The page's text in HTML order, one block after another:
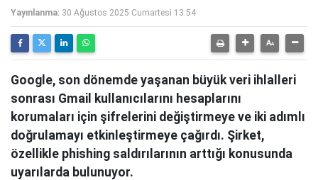
Yayınlanma: 30 Ağustos 2025 Cumartesi 13:54
Google, son dönemde yaşanan büyük veri ihlalleri
sonrası Gmail kullanıcılarını hesaplarını
korumaları için şifrelerini değiştirmeye ve iki adımlı
doğrulamayı etkinleştirmeye çağırdı. Şirket,
özellikle phishing saldırılarının arttığı konusunda
uyarılarda bulunuyor.